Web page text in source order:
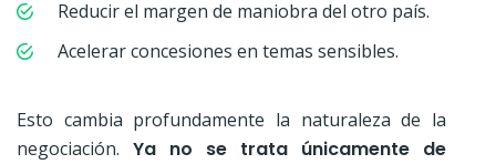
Reducir el margen de maniobra del otro país.
Acelerar concesiones en temas sensibles.
Esto cambia profundamente la naturaleza de la
negociación. Ya no se trata únicamente de